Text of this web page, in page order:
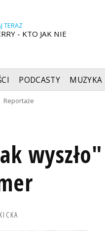
TERAZ
- KTO JAK NIE
PODCASTY MUZYKA
Reportaże